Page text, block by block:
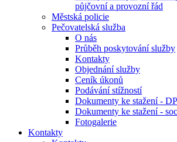
půjčovní a provozní řád
Městská policie
Pečovatelská služba
O nás
Průběh poskytování služby
Kontakty
Objednání služby
Ceník úkonů
Podávání stížností
Dokumenty ke stažení -
Dokumenty ke stažení -
Fotogalerie
Kontakty